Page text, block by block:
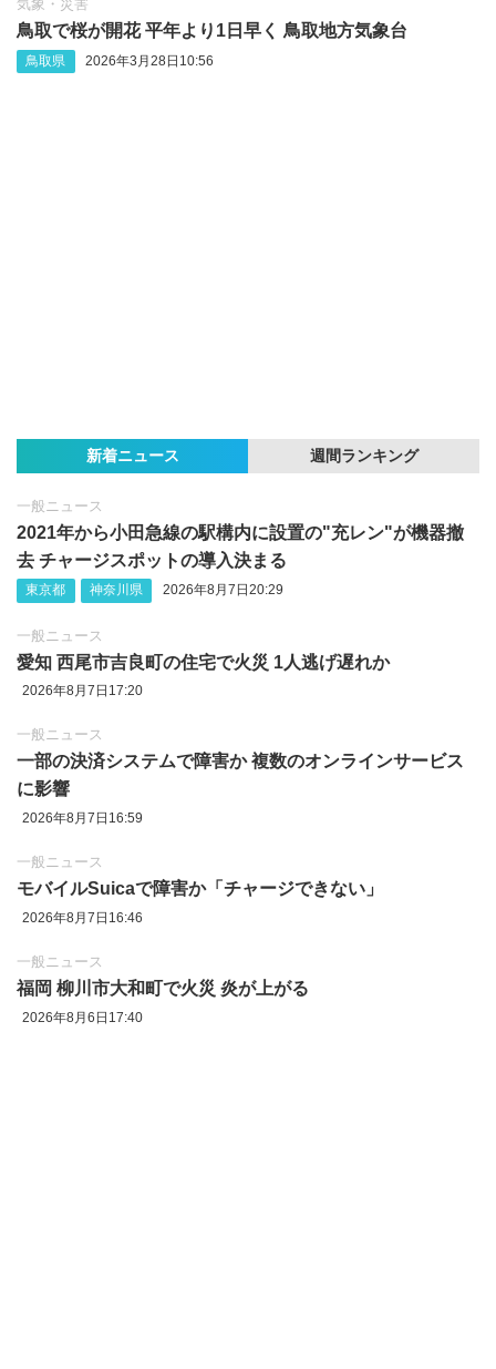
気象・災害
鳥取で桜が開花 平年より1日早く 鳥取地方気象台
鳥取県 2026年3月28日10:56
新着ニュース 週間ランキング
一般ニュース
2021年から小田急線の駅構内に設置の"充レン"が機器撤
去 チャージスポットの導入決まる
東京都 神奈川県 2026年8月7日20:29
一般ニュース
愛知 西尾市吉良町の住宅で火災 1人逃げ遅れか
2026年8月7日17:20
一般ニュース
一部の決済システムで障害か 複数のオンラインサービス
に影響
2026年8月7日16:59
一般ニュース
モバイルSuicaで障害か「チャージできない」
2026年8月7日16:46
一般ニュース
福岡 柳川市大和町で火災 炎が上がる
2026年8月6日17:40